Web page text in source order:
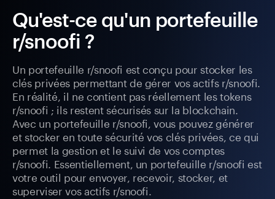
Qu'est-ce qu'un portefeuille
r/snoofi ?
Un portefeuille r/snoofi est conçu pour stocker les
clés privées permettant de gérer vos actifs r/snoofi.
En réalité, il ne contient pas réellement les tokens
r/snoofi ; ils restent sécurisés sur la blockchain.
Avec un portefeuille r/snoofi, vous pouvez générer
et stocker en toute sécurité vos clés privées, ce qui
permet la gestion et le suivi de vos comptes
r/snoofi. Essentiellement, un portefeuille r/snoofi est
votre outil pour envoyer, recevoir, stocker, et
superviser vos actifs r/snoofi.